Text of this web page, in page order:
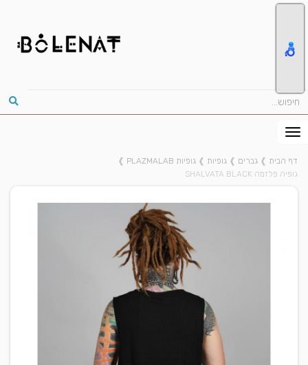
דף הבית ❱ גברים ❱ גופיות ❱ גופיות PLAZMALAB
❱
גופיה פלזמה SHALVATA BLACK